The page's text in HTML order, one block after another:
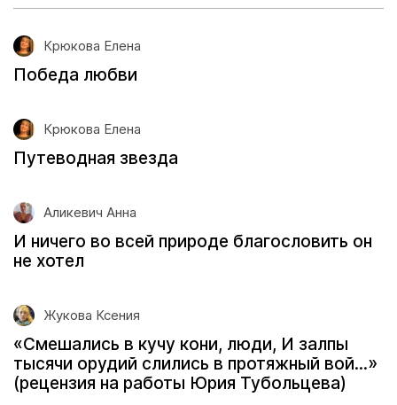
Крюкова Елена
Победа любви
Крюкова Елена
Путеводная звезда
Аликевич Анна
И ничего во всей природе благословить он
не хотел
Жукова Ксения
«Смешались в кучу кони, люди, И залпы
тысячи орудий слились в протяжный вой...»
(рецензия на работы Юрия Тубольцева)